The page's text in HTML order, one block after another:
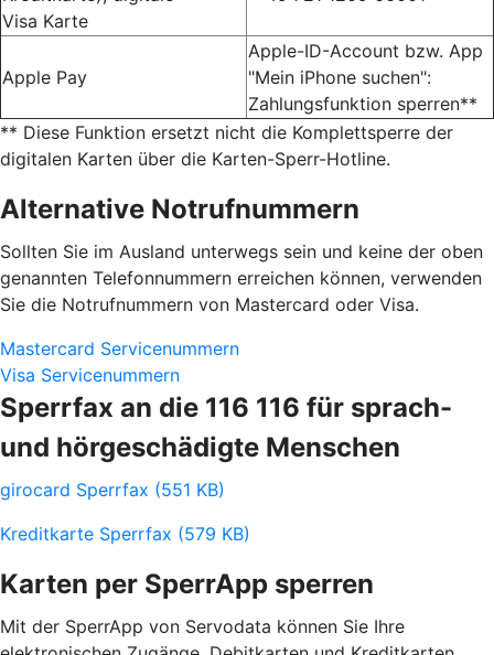
Visa Karte
Apple Pay
Apple-ID-Account bzw. App
"Mein iPhone suchen":
Zahlungsfunktion sperren**
** Diese Funktion ersetzt nicht die Komplettsperre der
digitalen Karten über die Karten-Sperr-Hotline.
Alternative Notrufnummern
Sollten Sie im Ausland unterwegs sein und keine der oben
genannten Telefonnummern erreichen können, verwenden
Sie die Notrufnummern von Mastercard oder Visa.
Mastercard Servicenummern
Visa Servicenummern
Sperrfax an die 116 116 für sprach-
und hörgeschädigte Menschen
girocard Sperrfax (551 KB)
Kreditkarte Sperrfax (579 KB)
Karten per SperrApp sperren
Mit der SperrApp von Servodata können Sie Ihre